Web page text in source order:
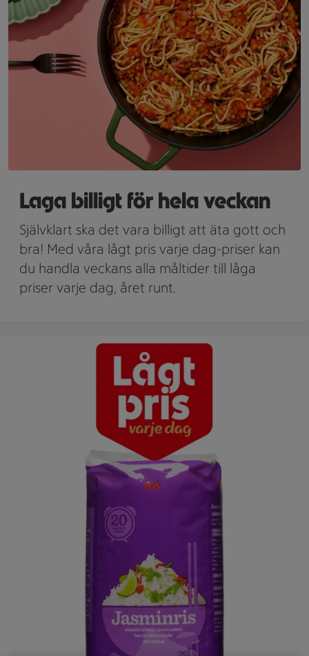
Laga billigt för hela veckan
Självklart ska det vara billigt att äta gott och
bra! Med våra lågt pris varje dag-priser kan
du handla veckans alla måltider till låga
priser varje dag, året runt.
Lågt pris varje dag - ICAs jasmineris